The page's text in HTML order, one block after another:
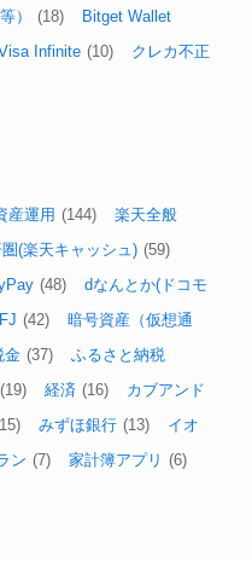
） (18)
Bitget Wallet
Infinite (10)
クレカ不正
産運用 (144)
楽天全般
(楽天キャッシュ) (59)
(48)
dなんとか(ドコモ
(42)
暗号資産（仮想通
金 (37)
ふるさと納税
(19) 経済 (16)
カブアンド
みずほ銀行 (13)
イオ
ン (7) 家計簿アプリ (6)